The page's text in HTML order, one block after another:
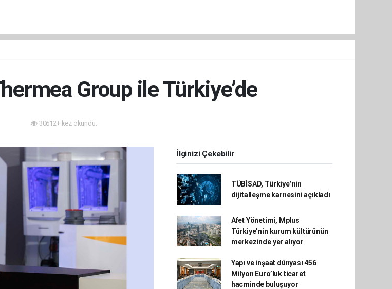
Group ile Türkiye’de
30612+ kez okundu.
İlginizi Çekebilir
TÜBİSAD, Türkiye’nin
dijitalleşme karnesini açıkladı
Afet Yönetimi, Mplus
Türkiye’nin kurum kültürünün
merkezinde yer alıyor
Yapı ve inşaat dünyası 456
Milyon Euro’luk ticaret
hacminde buluşuyor